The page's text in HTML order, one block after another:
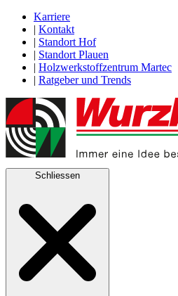
Karriere
| Kontakt
| Standort Hof
| Standort Plauen
| Holzwerkstoffzentrum Martec
| Ratgeber und Trends
Schliessen